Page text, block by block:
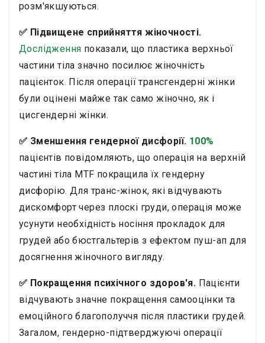
розм'якшуються.
✅ Підвищене сприйняття жіночності.
Дослідження показали, що пластика верхньої
частини тіла значно посилює жіночність
пацієнток. Після операції трансгендерні жінки
були оцінені майже так само жіночно, як і
цисгендерні жінки.
✅ Зменшення гендерної дисфорії. 100%
пацієнтів повідомляють, що операція на верхній
частині тіла MTF покращила їх гендерну
дисфорію. Для транс-жінок, які відчувають
дискомфорт через плоскі груди, операція може
усунути необхідність носіння прокладок для
грудей або бюстгальтерів з ефектом пуш-ап для
досягнення жіночного вигляду.
✅ Покращення психічного здоров'я. Пацієнти
відчувають значне покращення самооцінки та
емоційного благополуччя після пластики грудей.
Загалом, гендерно-підтверджуючі операції